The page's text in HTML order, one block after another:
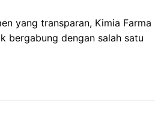
yang transparan, Kimia Farma
bergabung dengan salah satu